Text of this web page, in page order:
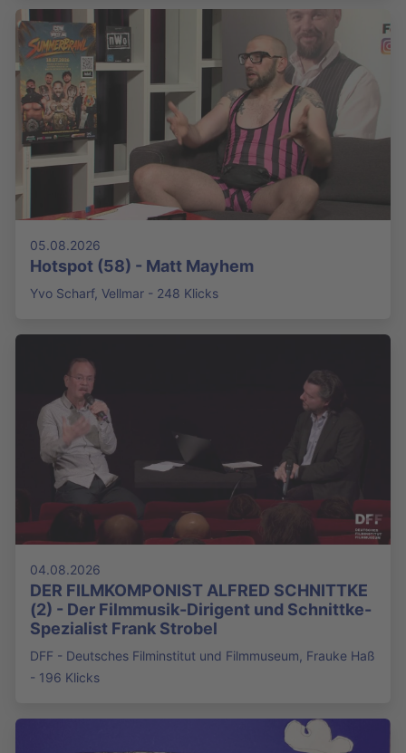
05.08.2026
Hotspot (58) - Matt Mayhem
Yvo Scharf, Vellmar - 248 Klicks
04.08.2026
DER FILMKOMPONIST ALFRED SCHNITTKE
(2) - Der Filmmusik-Dirigent und Schnittke-
Spezialist Frank Strobel
DFF - Deutsches Filminstitut und Filmmuseum, Frauke Haß
- 196 Klicks